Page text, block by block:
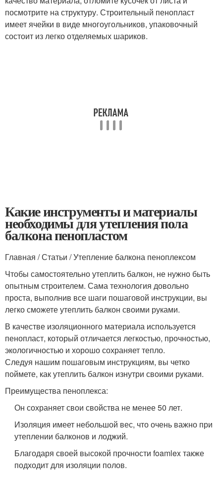
посмотрите на структуру. Строительный пенопласт
имеет ячейки в виде многоугольников, упаковочный
состоит из легко отделяемых шариков.
Какие инструменты и материалы
необходимы для утепления пола
балкона пенопластом
Главная / Статьи / Утепление балкона пеноплексом
Чтобы самостоятельно утеплить балкон, не нужно быть
опытным строителем. Сама технология довольно
проста, выполнив все шаги пошаговой инструкции, вы
легко сможете утеплить балкон своими руками.
В качестве изоляционного материала используется
пенопласт, который отличается легкостью, прочностью,
экологичностью и хорошо сохраняет тепло.
Следуя нашим пошаговым инструкциям, вы четко
поймете, как утеплить балкон изнутри своими руками.
Преимущества пеноплекса:
Он сохраняет свои свойства не менее 50 лет.
Изоляция имеет небольшой вес, что очень важно при
утеплении балконов и лоджий.
Благодаря своей высокой прочности foamlex также
подходит для изоляции полов.